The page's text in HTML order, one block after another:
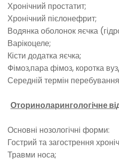
Хронічний простатит;
Хронічний пієлонефрит;
Водянка оболонок яєчка
Варікоцеле;
Кісти додатка яєчка;
Фімоз,пара фімоз, коротка
Середній термін
Оториноларингологічне
Основні нозологічні форми:
Гострий та загострення
Травми носа;